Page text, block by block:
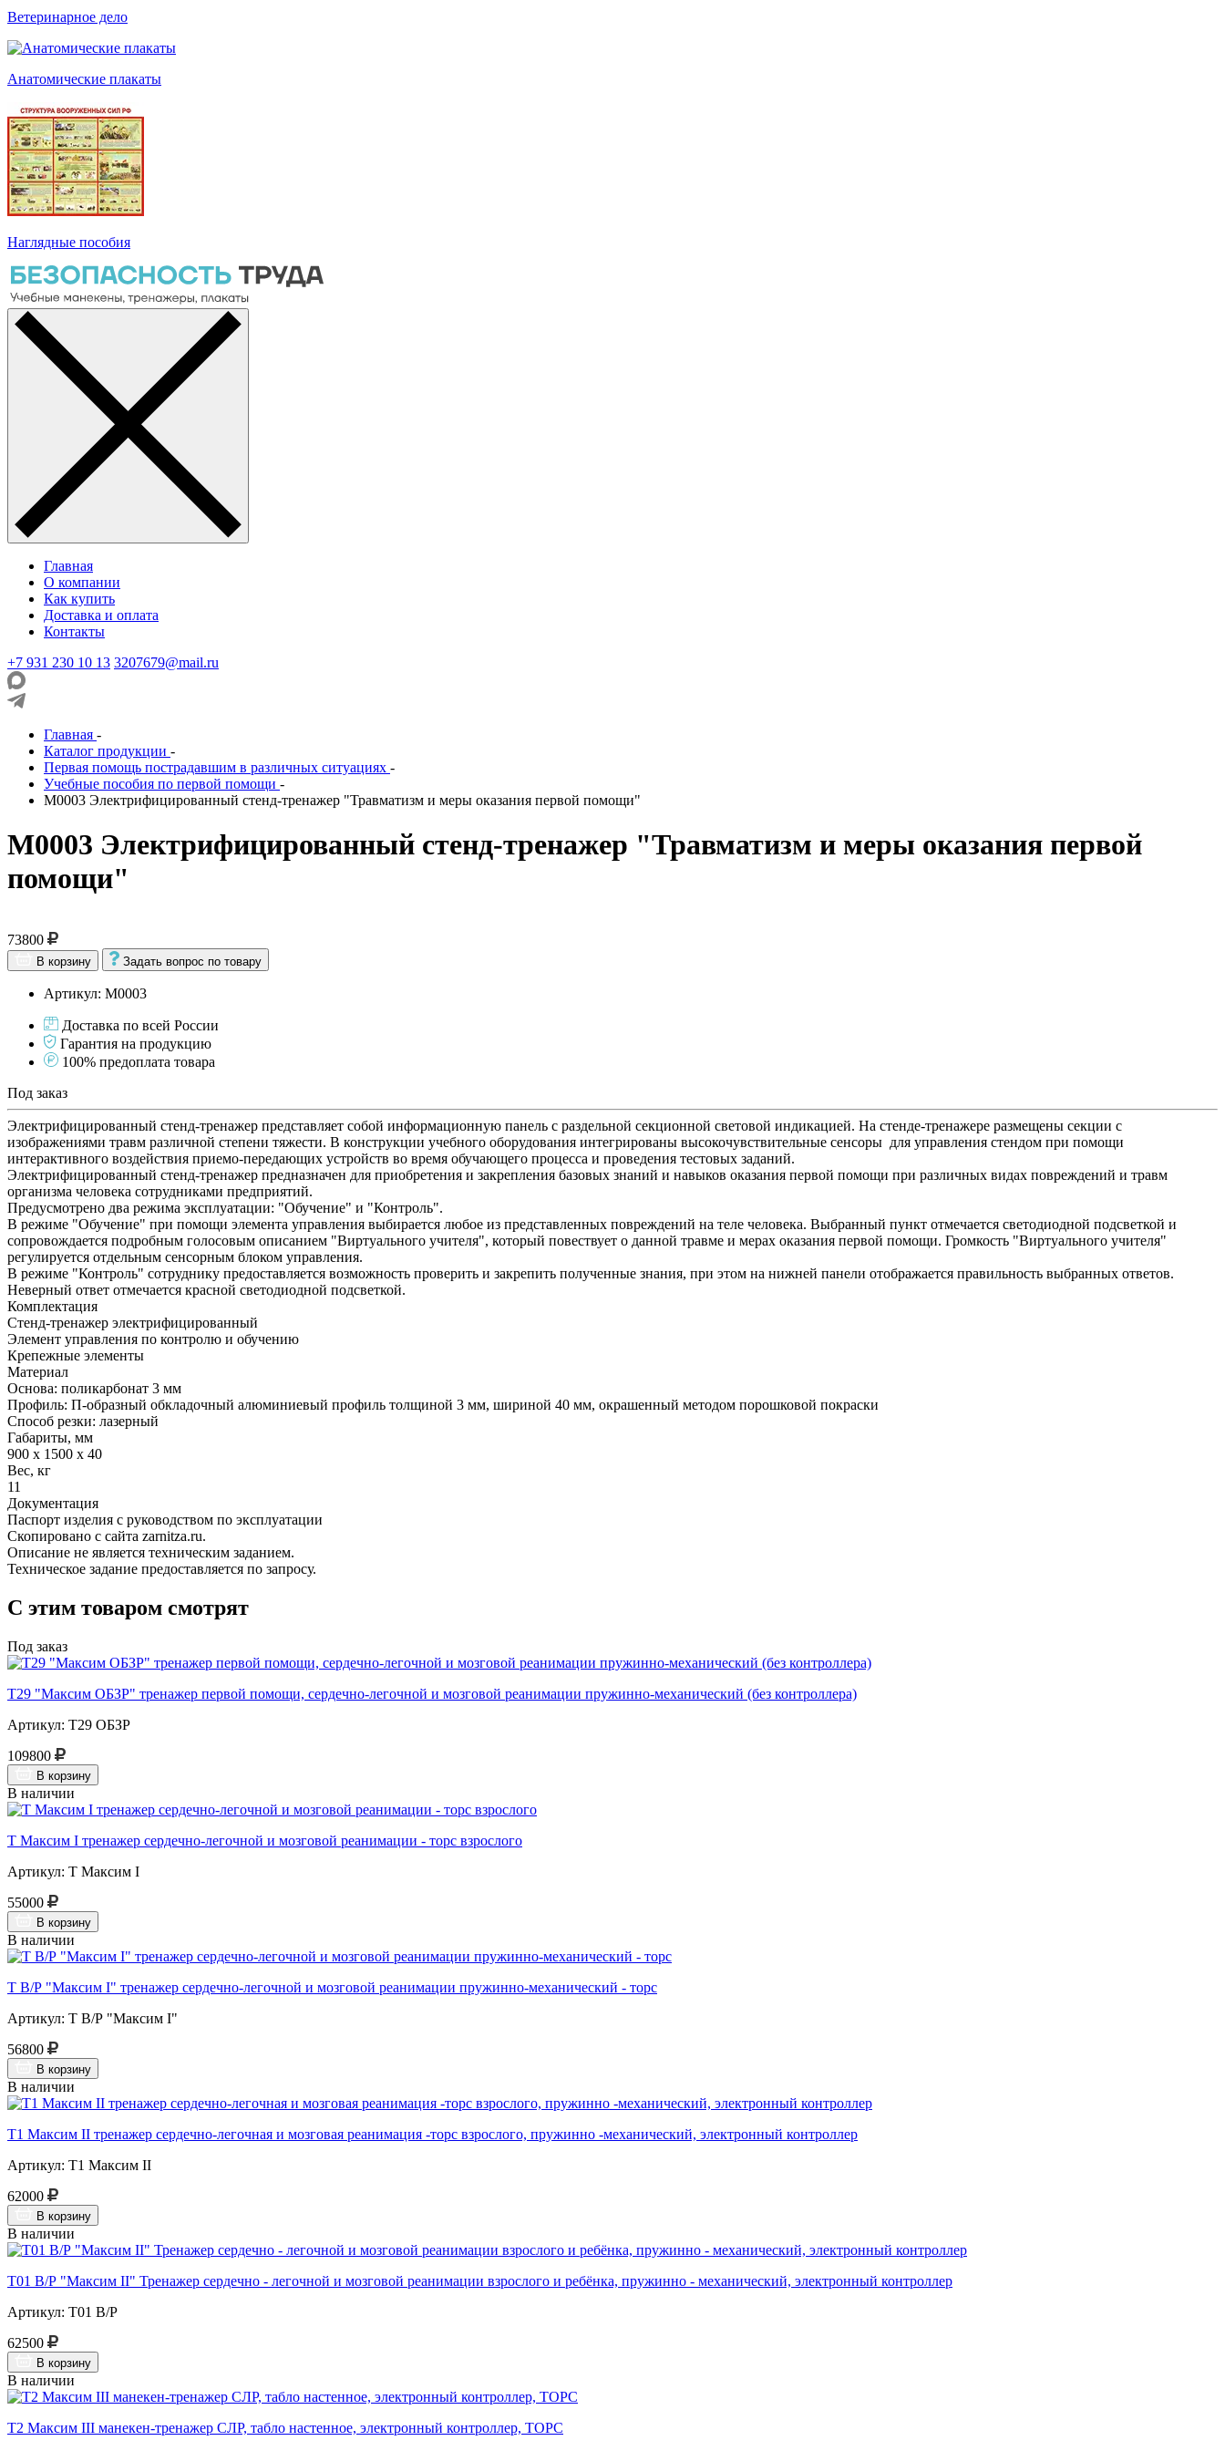
Ветеринарное дело
Анатомические плакаты
Наглядные пособия
Главная
О компании
Как купить
Доставка и оплата
Контакты
+7 931 230 10 13 3207679@mail.ru
Главная -
Каталог продукции -
Первая помощь пострадавшим в различных ситуациях -
Учебные пособия по первой помощи -
М0003 Электрифицированный стенд-тренажер "Травматизм и меры оказания первой помощи"
М0003 Электрифицированный стенд-тренажер "Травматизм и меры оказания первой
помощи"
73800
В корзину Задать вопрос по товару
Артикул: М0003
Доставка по всей России
Гарантия на продукцию
100% предоплата товара
Под заказ
Электрифицированный стенд-тренажер представляет собой информационную панель с раздельной секционной световой индикацией. На стенде-тренажере размещены секции с
изображениями травм различной степени тяжести. В конструкции учебного оборудования интегрированы высокочувствительные сенсоры для управления стендом при помощи
интерактивного воздействия приемо-передающих устройств во время обучающего процесса и проведения тестовых заданий.
Электрифицированный стенд-тренажер предназначен для приобретения и закрепления базовых знаний и навыков оказания первой помощи при различных видах повреждений и травм
организма человека сотрудниками предприятий.
Предусмотрено два режима эксплуатации: "Обучение" и "Контроль".
В режиме "Обучение" при помощи элемента управления выбирается любое из представленных повреждений на теле человека. Выбранный пункт отмечается светодиодной подсветкой и
сопровождается подробным голосовым описанием "Виртуального учителя", который повествует о данной травме и мерах оказания первой помощи. Громкость "Виртуального учителя"
регулируется отдельным сенсорным блоком управления.
В режиме "Контроль" сотруднику предоставляется возможность проверить и закрепить полученные знания, при этом на нижней панели отображается правильность выбранных ответов.
Неверный ответ отмечается красной светодиодной подсветкой.
Комплектация
Стенд-тренажер электрифицированный
Элемент управления по контролю и обучению
Крепежные элементы
Материал
Основа: поликарбонат 3 мм
Профиль: П-образный обкладочный алюминиевый профиль толщиной 3 мм, шириной 40 мм, окрашенный методом порошковой покраски
Способ резки: лазерный
Габариты, мм
900 х 1500 х 40
Вес, кг
11
Документация
Паспорт изделия с руководством по эксплуатации
Скопировано с сайта zarnitza.ru.
Описание не является техническим заданием.
Техническое задание предоставляется по запросу.
С этим товаром смотрят
Под заказ
Т29 "Максим ОБЗР" тренажер первой помощи, сердечно-легочной и мозговой реанимации пружинно-механический (без контроллера)
Артикул: Т29 ОБЗР
109800
В корзину
В наличии
Т Максим I тренажер сердечно-легочной и мозговой реанимации - торс взрослого
Артикул: Т Максим I
55000
В корзину
В наличии
Т В/Р "Максим I" тренажер сердечно-легочной и мозговой реанимации пружинно-механический - торс
Артикул: Т В/Р "Максим I"
56800
В корзину
В наличии
Т1 Максим II тренажер сердечно-легочная и мозговая реанимация -торс взрослого, пружинно -механический, электронный контроллер
Артикул: Т1 Максим II
62000
В корзину
В наличии
Т01 В/Р "Максим II" Тренажер сердечно - легочной и мозговой реанимации взрослого и ребёнка, пружинно - механический, электронный контроллер
Артикул: Т01 В/Р
62500
В корзину
В наличии
Т2 Максим III манекен-тренажер СЛР, табло настенное, электронный контроллер, ТОРС